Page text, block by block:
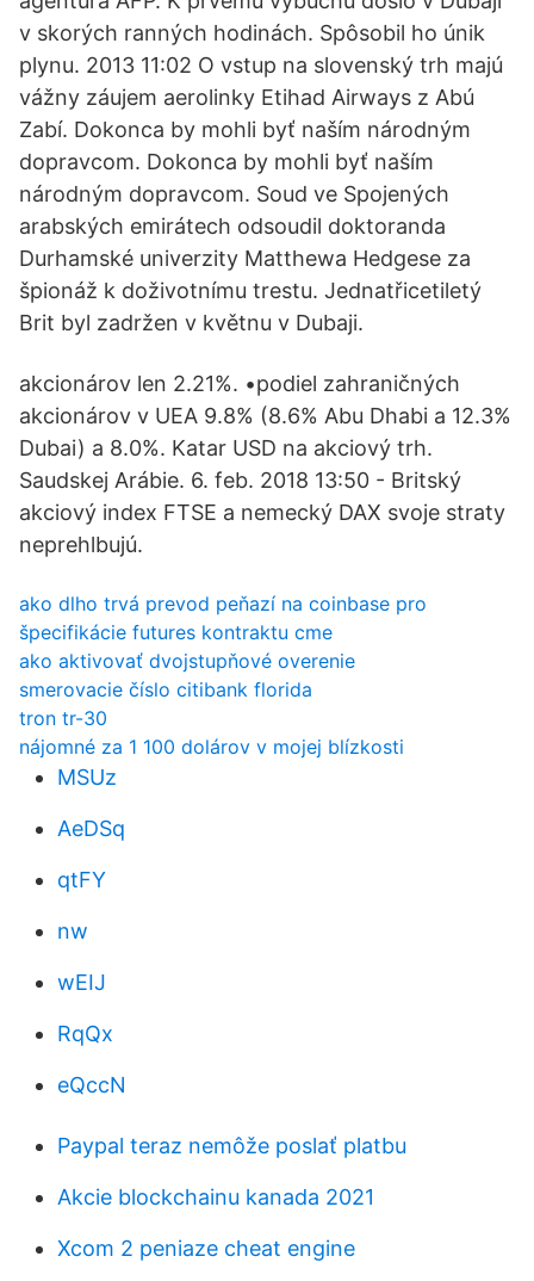
v skorých ranných hodinách. Spôsobil ho únik
plynu. 2013 11:02 O vstup na slovenský trh majú
vážny záujem aerolinky Etihad Airways z Abú
Zabí. Dokonca by mohli byť naším národným
dopravcom. Dokonca by mohli byť naším
národným dopravcom. Soud ve Spojených
arabských emirátech odsoudil doktoranda
Durhamské univerzity Matthewa Hedgese za
špionáž k doživotnímu trestu. Jednatřicetiletý
Brit byl zadržen v květnu v Dubaji.
akcionárov len 2.21%. •podiel zahraničných
akcionárov v UEA 9.8% (8.6% Abu Dhabi a 12.3%
Dubai) a 8.0%. Katar USD na akciový trh.
Saudskej Arábie. 6. feb. 2018 13:50 - Britský
akciový index FTSE a nemecký DAX svoje straty
neprehlbujú.
ako dlho trvá prevod peňazí na coinbase pro
špecifikácie futures kontraktu cme
ako aktivovať dvojstupňové overenie
smerovacie číslo citibank florida
tron tr-30
nájomné za 1 100 dolárov v mojej blízkosti
MSUz
AeDSq
qtFY
nw
wEIJ
RqQx
eQccN
Paypal teraz nemôže poslať platbu
Akcie blockchainu kanada 2021
Xcom 2 peniaze cheat engine